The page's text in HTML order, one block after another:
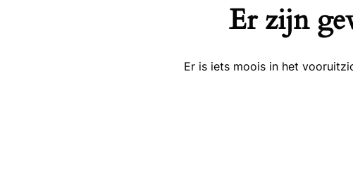
Er zijn
Er is iets moois in het